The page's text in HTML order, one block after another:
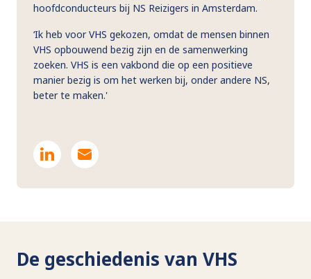
hoofdconducteurs bij NS Reizigers in Amsterdam.
‘Ik heb voor VHS gekozen, omdat de mensen binnen
VHS opbouwend bezig zijn en de samenwerking
zoeken. VHS is een vakbond die op een positieve
manier bezig is om het werken bij, onder andere NS,
beter te maken.'
De geschiedenis van VHS